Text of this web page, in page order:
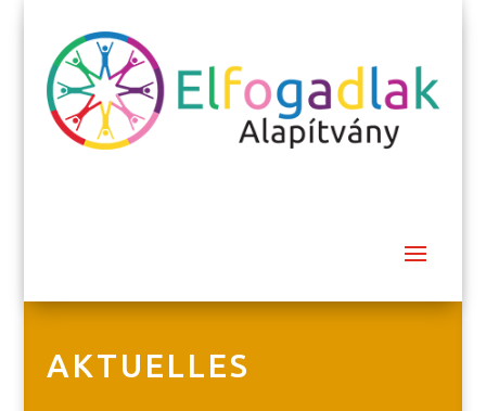
AKTUELLES